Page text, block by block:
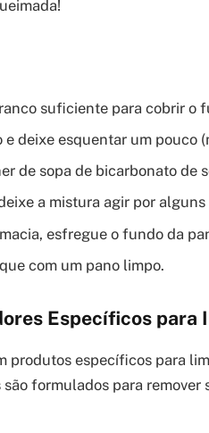
suficiente para cobrir o
e deixe esquentar um pouco
de sopa de bicarbonato de
a mistura agir por
esfregue o fundo da
com um pano limpo.
Específicos para
produtos específicos para
formulados para